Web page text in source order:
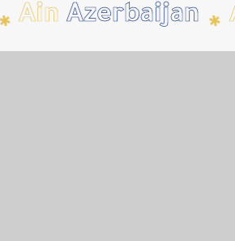
AinAzerbaijan ✱